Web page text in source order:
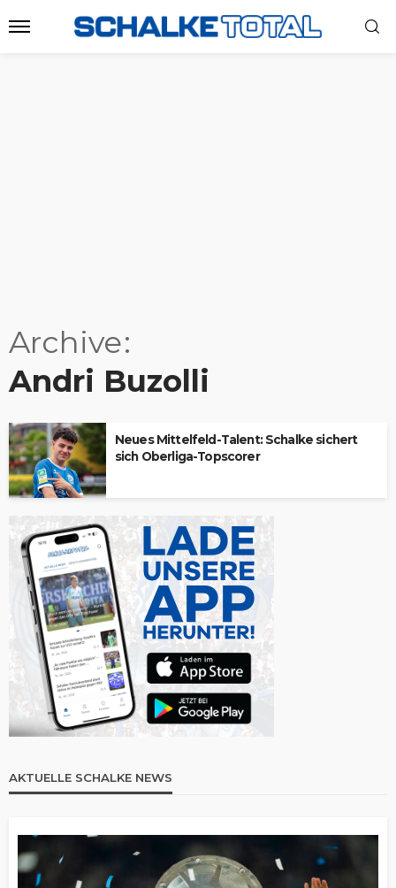
Archive
Andri Buzolli
Neues Mittelfeld-Talent: Schalke sichert
sich Oberliga-Topscorer
AKTUELLE SCHALKE NEWS